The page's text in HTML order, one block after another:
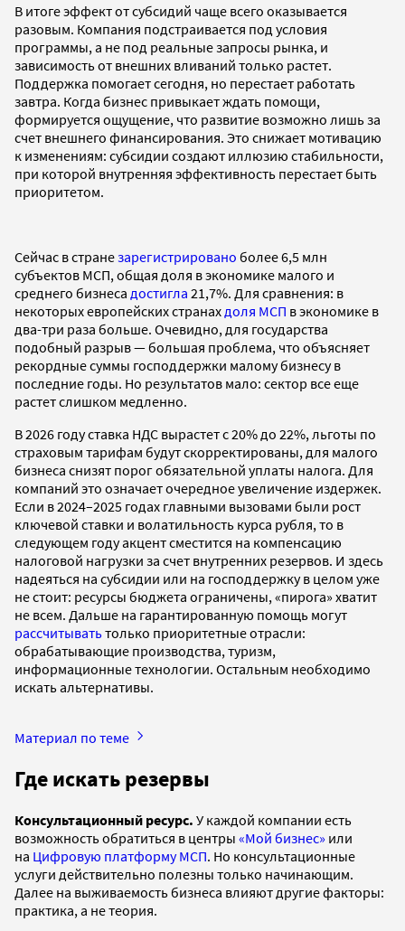
В итоге эффект от субсидий чаще всего оказывается
разовым. Компания подстраивается под условия
программы, а не под реальные запросы рынка, и
зависимость от внешних вливаний только растет.
Поддержка помогает сегодня, но перестает работать
завтра. Когда бизнес привыкает ждать помощи,
формируется ощущение, что развитие возможно лишь за
счет внешнего финансирования. Это снижает мотивацию
к изменениям: субсидии создают иллюзию стабильности,
при которой внутренняя эффективность перестает быть
приоритетом.
Сейчас в странезарегистрировано более 6,5 млн
субъектов МСП, общая доля в экономике малого и
среднего бизнеса достигла 21,7%. Для сравнения: в
некоторых европейских странах доля МСП в экономике в
два-три раза больше. Очевидно, для государства
подобный разрыв — большая проблема, что объясняет
рекордные суммы господдержки малому бизнесу в
последние годы. Но результатов мало: сектор все еще
растет слишком медленно.
В 2026 году ставка НДС вырастет с 20% до 22%, льготы по
страховым тарифам будут скорректированы, для малого
бизнеса снизят порог обязательной уплаты налога. Для
компаний это означает очередное увеличение издержек.
Если в 2024–2025 годах главными вызовами были рост
ключевой ставки и волатильность курса рубля, то в
следующем году акцент сместится на компенсацию
налоговой нагрузки за счет внутренних резервов. И здесь
надеяться на субсидии или на господдержку в целом уже
не стоит: ресурсы бюджета ограничены, «пирога» хватит
не всем. Дальше на гарантированную помощь могут
рассчитыватьтолько приоритетные отрасли:
обрабатывающие производства, туризм,
информационные технологии. Остальным необходимо
искать альтернативы.
Материал по теме
Где искать резервы
Консультационный ресурс. У каждой компании есть
возможность обратиться в центры «Мой бизнес» или
на Цифровую платформу МСП. Но консультационные
услуги действительно полезны только начинающим.
Далее на выживаемость бизнеса влияют другие факторы:
практика, а не теория.